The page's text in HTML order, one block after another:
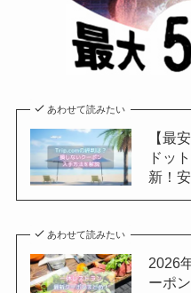
あわせて読みたい
【最
ドッ
新！
あわせて読みたい
2026
ーポ